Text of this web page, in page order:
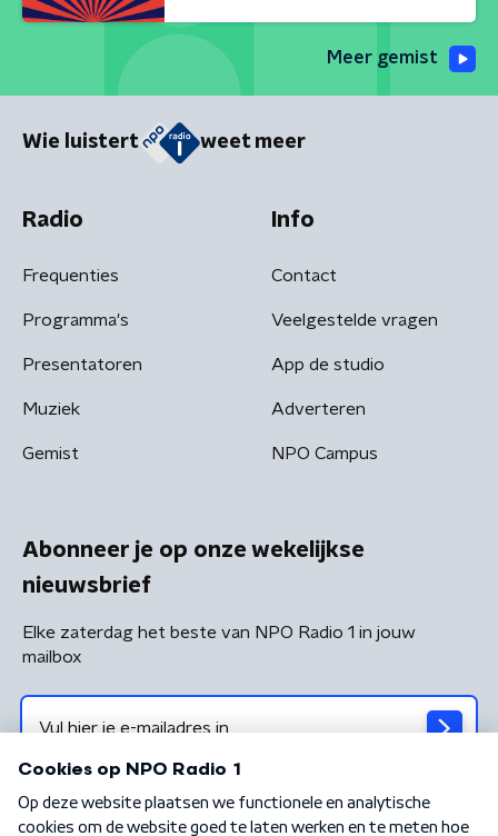
Meer gemist
Wie luistert weet meer
Radio
Frequenties
Programma's
Presentatoren
Muziek
Gemist
Info
Contact
Veelgestelde vragen
App de studio
Adverteren
NPO Campus
Abonneer je op onze wekelijkse
nieuwsbrief
Elke zaterdag het beste van NPO Radio 1 in jouw
mailbox